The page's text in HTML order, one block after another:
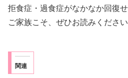
拒食症・過食症がなかなか回復
ご家族こそ、ぜひお読みくださ
関連